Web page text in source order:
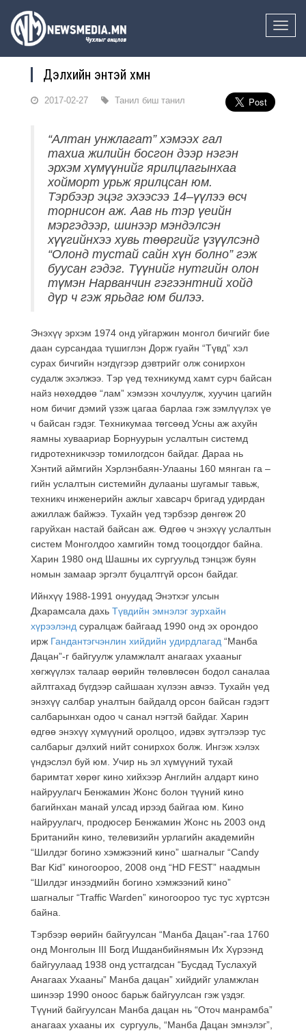
Toggle
Дэлхийн энтэй хүмүүн
2017-02-27 Танил биш танил
“Алтан унжлагат” хэмээх гал
тахиа жилийн босгон дээр нэгэн
эрхэм хүмүүнийг ярилцлагынхаа
хойморт урьж ярилцсан юм.
Тэрбээр эцэг эхээсээ 14–үүлээ өсч
торнисон аж. Аав нь тэр үеийн
мэргэдээр, шинээр мэндэлсэн
хүүгийнхээ хувь төөргийг үзүүлсэнд
“Олонд тустай сайн хүн болно” гэж
буусан гэдэг. Түүнийг нутгийн олон
түмэн Нарванчин гэгээнтний хойд
дүр ч гэж ярьдаг юм билээ.
Энэхүү эрхэм 1974 онд уйгаржин монгол бичгийг бие
даан сурсандаа түшиглэн Дорж гуайн “Түвд” хэл
сурах бичгийн нэгдүгээр дэвтрийг олж сонирхон
судалж эхэлжээ. Тэр үед техникумд хамт сурч байсан
найз нөхөддөө “лам” хэмээн хочлуулж, хуучин цагийн
ном бичиг дэмий үзэж цагаа барлаа гэж зэмлүүлэх үе
ч байсан гэдэг. Техникумаа төгсөөд Усны аж ахуйн
яамны хуваариар Борнуурын услалтын системд
гидротехникчээр томилогдсон байдаг. Дараа нь
Хэнтий аймгийн Хэрлэнбаян-Улааны 160 мянган га –
гийн услалтын системийн дулааны шугамыг тавьж,
техникч инженерийн ажлыг хавсарч бригад удирдан
ажиллаж байжээ. Тухайн үед тэрбээр дөнгөж 20
гаруйхан настай байсан аж. Өдгөө ч энэхүү услалтын
систем Монголдоо хамгийн томд тооцогддог байна.
Харин 1980 онд Шашны их сургуульд тэнцэж буян
номын замаар эргэлт буцалтгүй орсон байдаг.
Ийнхүү 1988-1991 онуудад Энэтхэг улсын
Дхарамсала дахь Түвдийн эмнэлэг зурхайн
хүрээлэнд суралцаж байгаад 1990 онд эх орондоо
ирж Гандантэгчэнлин хийдийн удирдлагад “Манба
Дацан”-г байгуулж уламжлалт анагаах ухааныг
хөгжүүлэх талаар өөрийн төлөвлөсөн бодол саналаа
айлтгахад бүгдээр сайшаан хүлээн авчээ. Тухайн үед
энэхүү салбар уналтын байдалд орсон байсан гэдэгт
салбарынхан одоо ч санал нэгтэй байдаг. Харин
өдгөө энэхүү хүмүүний оролцоо, идэвх зүтгэлээр тус
салбарыг дэлхий нийт сонирхох болж. Ингэж хэлэх
үндэслэл буй юм. Учир нь эл хүмүүний тухай
баримтат хөрөг кино хийхээр Английн алдарт кино
найруулагч Бенжамин Жонс болон түүний кино
багийнхан манай улсад ирээд байгаа юм. Кино
найруулагч, продюсер Бенжамин Жонс нь 2003 онд
Британийн кино, телевизийн урлагийн академийн
“Шилдэг богино хэмжээний кино” шагналыг “Candy
Bar Kid” киногоороо, 2008 онд “HD FEST” наадмын
“Шилдэг инээдмийн богино хэмжээний кино”
шагналыг “Traffic Warden” киногоороо тус тус хүртсэн
байна.
Тэрбээр өөрийн байгуулсан “Манба Дацан”-гаа 1760
онд Монголын III Богд Ишданбийнямын Их Хүрээнд
байгуулаад 1938 онд устгагдсан “Бусдад Туслахуй
Анагаах Ухааны” Манба дацан” хийдийг уламжлан
шинээр 1990 оноос барьж байгуулсан гэж үздэг.
Түүний байгуулсан Манба дацан нь “Оточ манрамба”
анагаах ухааны их сургууль, “Манба Дацан эмнэлэг”,